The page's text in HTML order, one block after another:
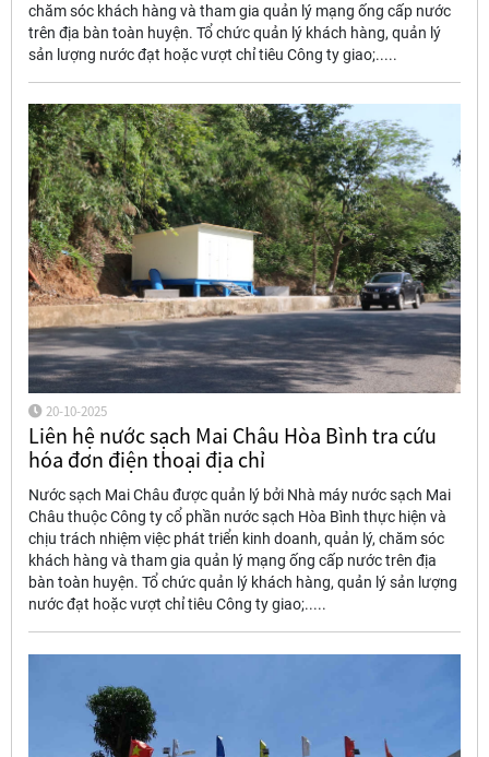
chăm sóc khách hàng và tham gia quản lý mạng ống cấp nước
trên địa bàn toàn huyện. Tổ chức quản lý khách hàng, quản lý
sản lượng nước đạt hoặc vượt chỉ tiêu Công ty giao;.....
20-10-2025
Liên hệ nước sạch Mai Châu Hòa Bình tra cứu
hóa đơn điện thoại địa chỉ
Nước sạch Mai Châu được quản lý bởi Nhà máy nước sạch Mai
Châu thuộc Công ty cổ phần nước sạch Hòa Bình thực hiện và
chịu trách nhiệm việc phát triển kinh doanh, quản lý, chăm sóc
khách hàng và tham gia quản lý mạng ống cấp nước trên địa
bàn toàn huyện. Tổ chức quản lý khách hàng, quản lý sản lượng
nước đạt hoặc vượt chỉ tiêu Công ty giao;.....